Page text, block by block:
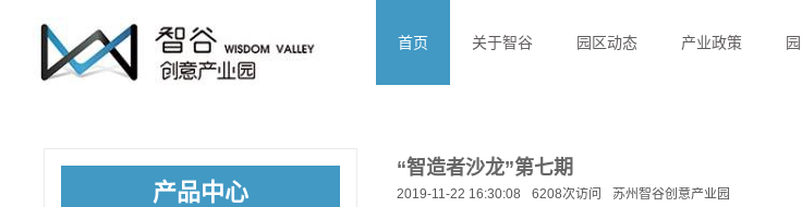
首页 关于智谷 园区动态 产业政策
产品中心
“智造者沙龙”第七期
2019-11-22 16:30:08 6208次访问 苏州智谷创意产业园